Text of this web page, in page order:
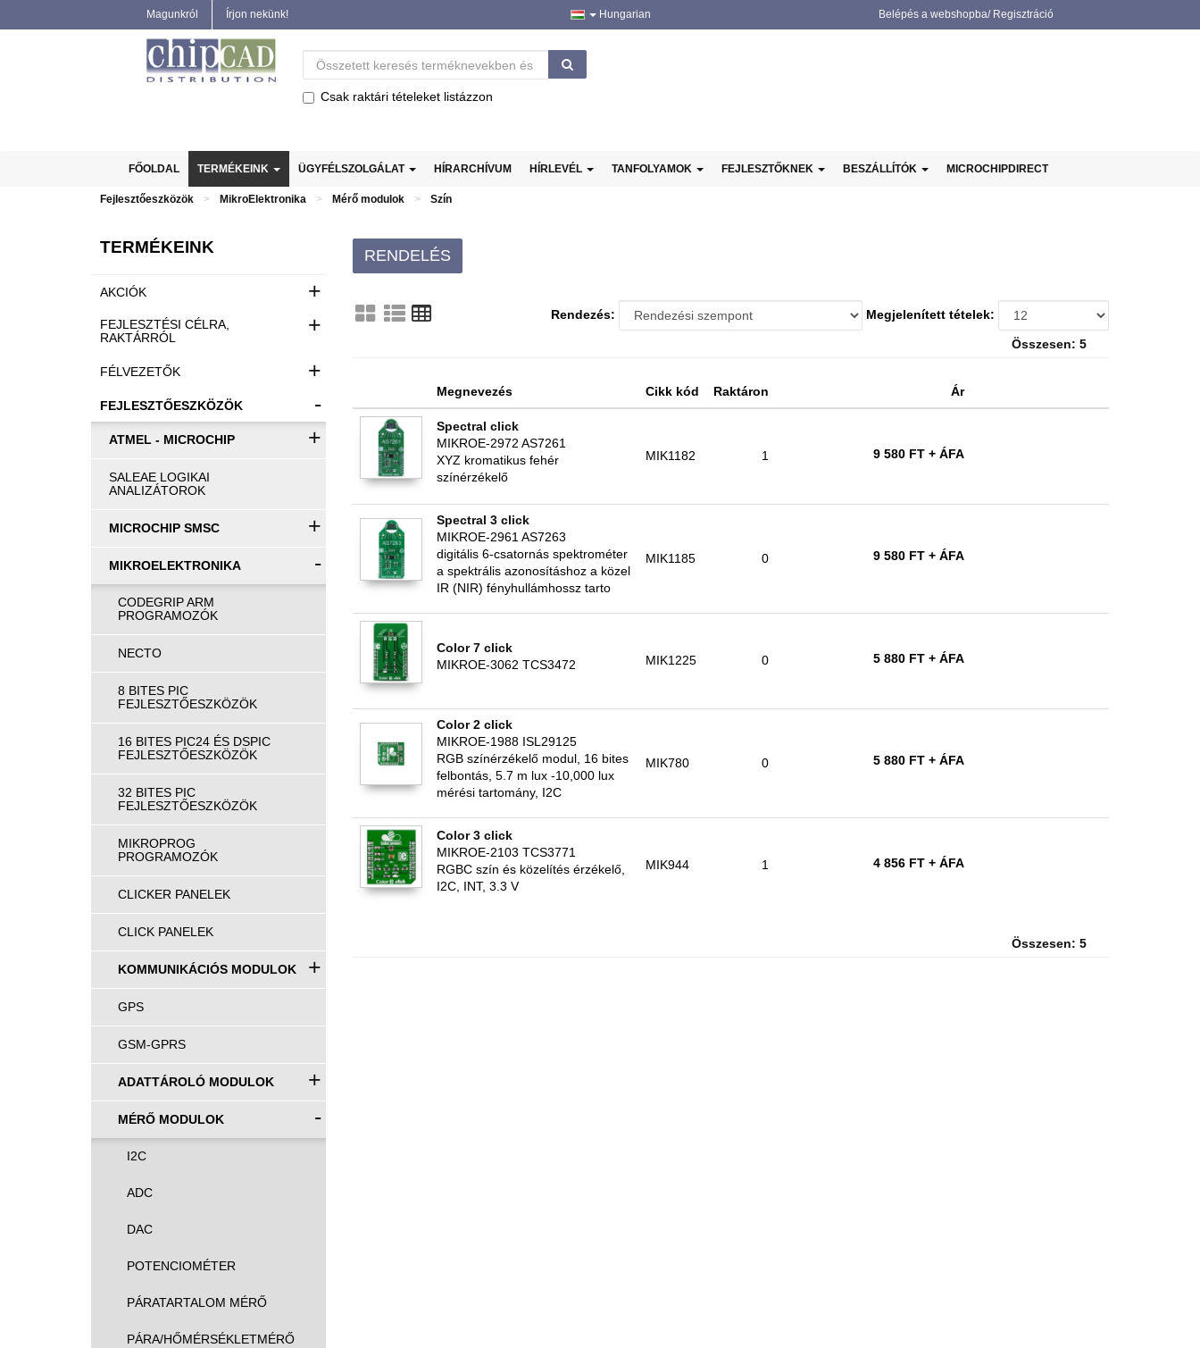
Magunkról Írjon nekünk! Hungarian Belépés a webshopba/ Regisztráció
Csak raktári tételeket listázzon
FŐOLDAL TERMÉKEINK ÜGYFÉLSZOLGÁLAT HÍRARCHÍVUM HÍRLEVÉL TANFOLYAMOK FEJLESZTŐKNEK BESZÁLLÍTÓK MICROCHIPDIRECT
Fejlesztőeszközök MikroElektronika Mérő modulok Szín
TERMÉKEINK
AKCIÓK +
FEJLESZTÉSI CÉLRA,
RAKTÁRRÓL
+
FÉLVEZETŐK +
FEJLESZTŐESZKÖZÖK -
ATMEL - MICROCHIP +
SALEAE LOGIKAI
ANALIZÁTOROK
MICROCHIP SMSC +
MIKROELEKTRONIKA -
CODEGRIP ARM
PROGRAMOZÓK
NECTO
8 BITES PIC
FEJLESZTŐESZKÖZÖK
16 BITES PIC24 ÉS DSPIC
FEJLESZTŐESZKÖZÖK
32 BITES PIC
FEJLESZTŐESZKÖZÖK
MIKROPROG
PROGRAMOZÓK
CLICKER PANELEK
CLICK PANELEK
KOMMUNIKÁCIÓS MODULOK +
GPS
GSM-GPRS
ADATTÁROLÓ MODULOK +
MÉRŐ MODULOK -
I2C
ADC
DAC
POTENCIOMÉTER
PÁRATARTALOM MÉRŐ
PÁRA/HŐMÉRSÉKLETMÉRŐ
RENDELÉS
Rendezés: Megjelenített tételek:
Összesen: 5
Megnevezés Cikk kód Raktáron Ár
Spectral click
MIKROE-2972 AS7261
XYZ kromatikus fehér
színérzékelő
MIK1182 1 9 580 FT + ÁFA
Spectral 3 click
MIKROE-2961 AS7263
digitális 6-csatornás spektrométer
a spektrális azonosításhoz a közel
IR (NIR) fényhullámhossz tarto
MIK1185 0 9 580 FT + ÁFA
Color 7 click
MIKROE-3062 TCS3472
MIK1225 0 5 880 FT + ÁFA
Color 2 click
MIKROE-1988 ISL29125
RGB színérzékelő modul, 16 bites
felbontás, 5.7 m lux -10,000 lux
mérési tartomány, I2C
MIK780 0 5 880 FT + ÁFA
Color 3 click
MIKROE-2103 TCS3771
RGBC szín és közelítés érzékelő,
I2C, INT, 3.3 V
MIK944 1 4 856 FT + ÁFA
Összesen: 5